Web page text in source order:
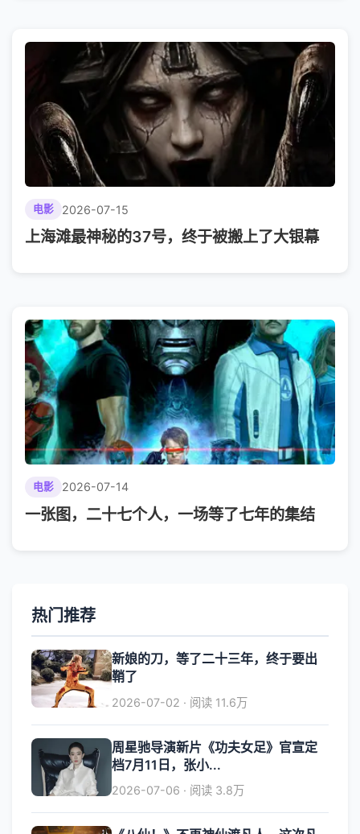
电影 2026-07-15
上海滩最神秘的37号，终于被搬上了大银幕
电影 2026-07-14
一张图，二十七个人，一场等了七年的集结
热门推荐
新娘的刀，等了二十三年，终于要出
鞘了
2026-07-02 · 阅读 11.6万
周星驰导演新片《功夫女足》官宣定
档7月11日，张小...
2026-07-06 · 阅读 3.8万